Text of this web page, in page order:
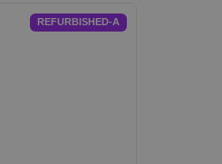
REFURBISHED-A